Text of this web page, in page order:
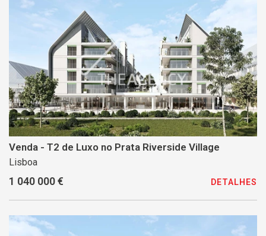
Venda - T2 de Luxo no Prata Riverside Village
Lisboa
1 040 000 € DETALHES